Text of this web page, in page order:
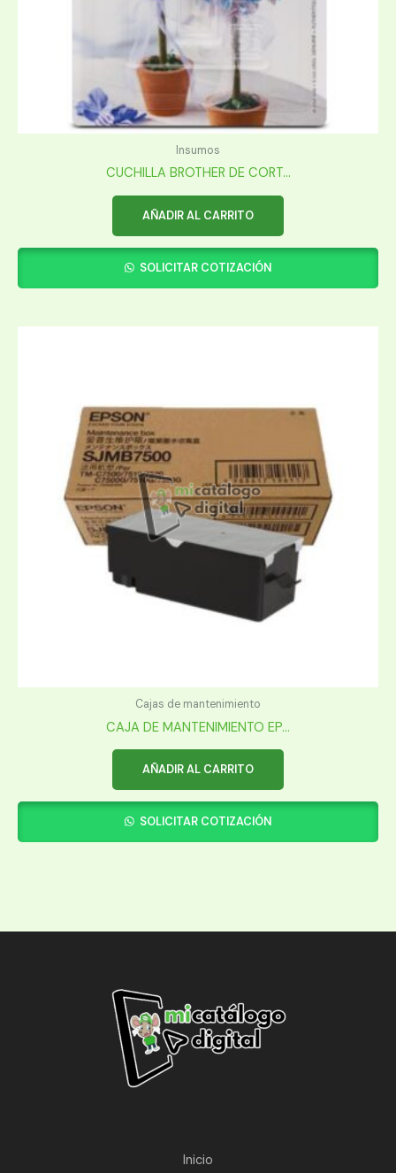
Insumos
CUCHILLA BROTHER DE CORT...
AÑADIR AL CARRITO
SOLICITAR COTIZACIÓN
Cajas de mantenimiento
CAJA DE MANTENIMIENTO EP...
AÑADIR AL CARRITO
SOLICITAR COTIZACIÓN
Inicio